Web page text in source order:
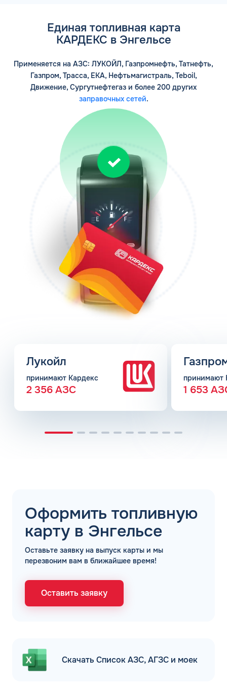
Единая топливная карта
КАРДЕКС в Энгельсе
Применяется на АЗС: ЛУКОЙЛ, Газпромнефть, Татнефть,
Газпром, Трасса, ЕКА, Нефтьмагистраль, Teboil,
Движение, Сургутнефтегаз и более 200 других
заправочных сетей.
Лукойл
принимают Кардекс
2 356 АЗС
принимают
1 653
Оформить топливную
карту в Энгельсе
Оставьте заявку на выпуск карты и мы
перезвоним вам в ближайшее время!
Оставить заявку
Скачать Список АЗС, АГЗС и моек